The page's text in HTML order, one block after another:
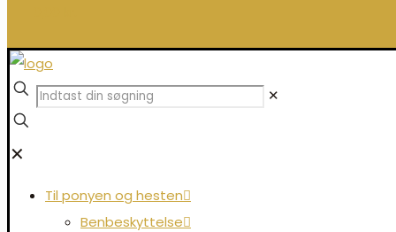
✕
✕
Til ponyen og hesten
Benbeskyttelse